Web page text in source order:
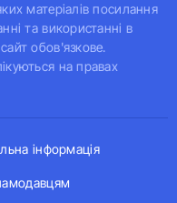
матеріалів посилання
та використанні в
обов'язкове.
на правах
інформація